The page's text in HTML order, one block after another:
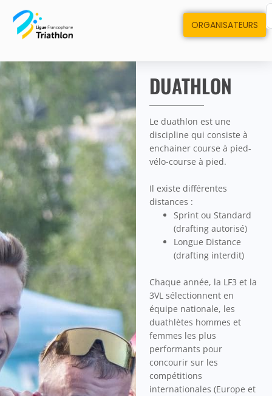
ORGANISATEURS
DUATHLON
Le duathlon est une
discipline qui consiste à
enchainer course à pied-
vélo-course à pied.
Il existe différentes
distances :
Sprint ou Standard
(drafting autorisé)
Longue Distance
(drafting interdit)
Chaque année, la LF3 et la
3VL sélectionnent en
équipe nationale, les
duathlètes hommes et
femmes les plus
performants pour
concourir sur les
compétitions
internationales (Europe et